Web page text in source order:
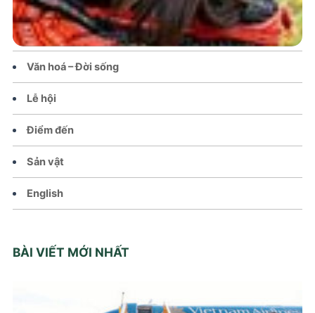
Tin tức – Sự kiện
Chính sách
Văn hoá – Đời sống
Lễ hội
Điểm đến
Sản vật
English
BÀI VIẾT MỚI NHẤT